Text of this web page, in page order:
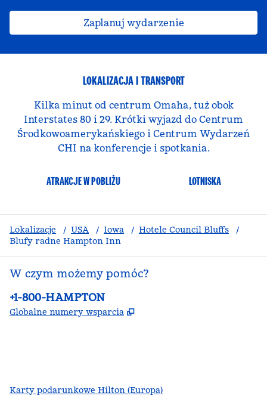
Zaplanuj wydarzenie
LOKALIZACJA I TRANSPORT
Kilka minut od centrum Omaha, tuż obok
Interstates 80 i 29. Krótki wyjazd do Centrum
Środkowoamerykańskiego i Centrum Wydarzeń
CHI na konferencje i spotkania.
ATRAKCJE W POBLIŻU LOTNISKA
Lokalizacje / USA / Iowa / Hotele Council Bluffs
/
Blufy radne Hampton Inn
W czym możemy pomóc?
Telefon:
+1-800-HAMPTON
Globalne numery wsparcia ,
Karty podarunkowe Hilton (Europa)